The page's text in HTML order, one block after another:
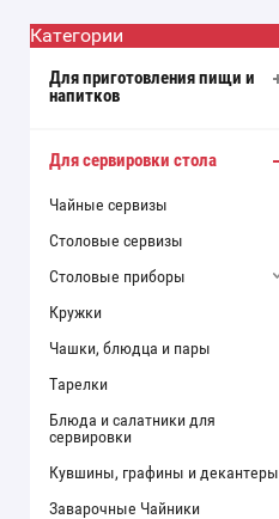
Категории
Для приготовления пищи и
напитков
Для сервировки стола
Чайные сервизы
Столовые сервизы
Столовые приборы
Кружки
Чашки, блюдца и пары
Тарелки
Блюда и салатники для
сервировки
Кувшины, графины и декантеры
Заварочные Чайники